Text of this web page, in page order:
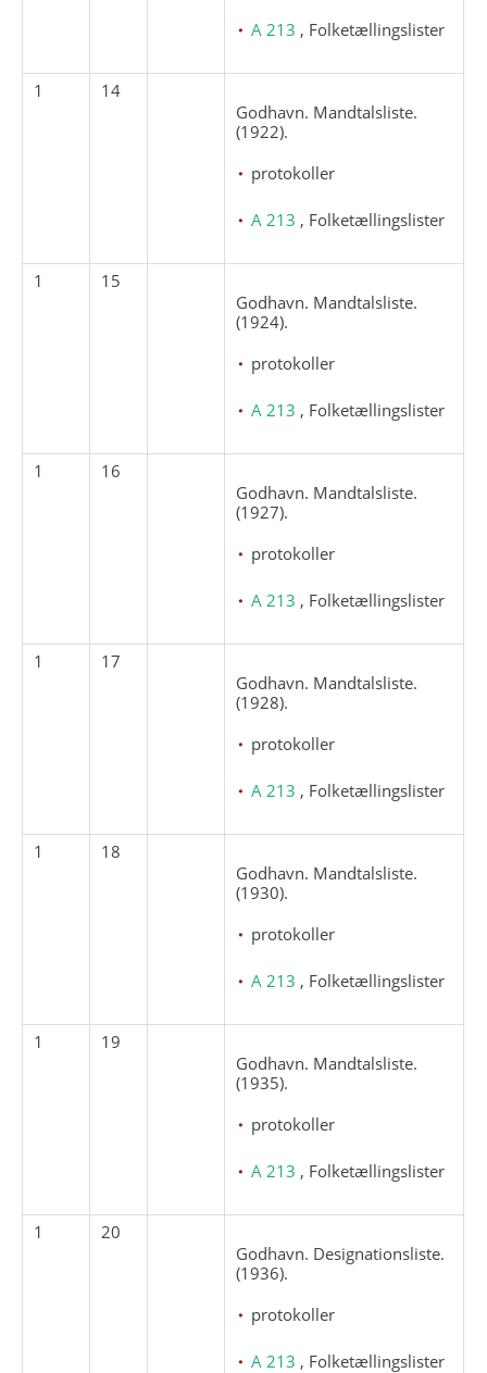
A 213 , Folketællingslister
1
14
Godhavn. Mandtalsliste.
(1922).
protokoller
A 213 , Folketællingslister
1
15
Godhavn. Mandtalsliste.
(1924).
protokoller
A 213 , Folketællingslister
1
16
Godhavn. Mandtalsliste.
(1927).
protokoller
A 213 , Folketællingslister
1
17
Godhavn. Mandtalsliste.
(1928).
protokoller
A 213 , Folketællingslister
1
18
Godhavn. Mandtalsliste.
(1930).
protokoller
A 213 , Folketællingslister
1
19
Godhavn. Mandtalsliste.
(1935).
protokoller
A 213 , Folketællingslister
1
20
Godhavn. Designationsliste.
(1936).
protokoller
A 213 , Folketællingslister